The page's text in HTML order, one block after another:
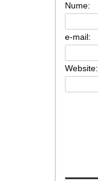
Nume:
e-mail:
Website: